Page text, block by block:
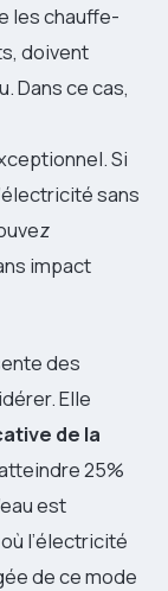
les chauffe-
doivent
Dans ce cas,
Si
sans
impact
des
Elle
de la
25%
est
l’électricité
de ce mode